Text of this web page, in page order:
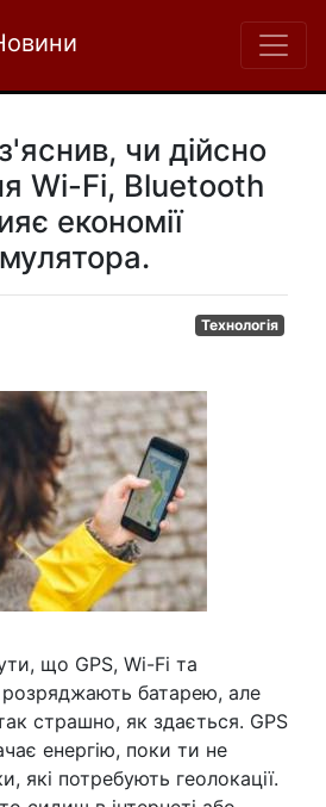
чи дійсно
Wi-Fi, Bluetooth
економії
Технологія
що GPS, Wi-Fi та
батарею, але
страшно, як здається. GPS
енергію, поки ти не
які потребують геолокації.